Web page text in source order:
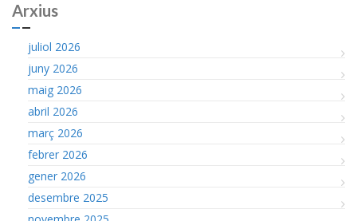
Arxius
juliol 2026
juny 2026
maig 2026
abril 2026
març 2026
febrer 2026
gener 2026
desembre 2025